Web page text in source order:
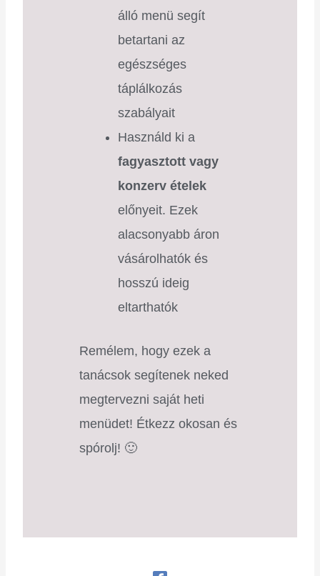
álló menü segít
betartani az
egészséges
táplálkozás
szabályait
Használd ki a
fagyasztott vagy
konzerv ételek
előnyeit. Ezek
alacsonyabb áron
vásárolhatók és
hosszú ideig
eltarthatók
Remélem, hogy ezek a
tanácsok segítenek neked
megtervezni saját heti
menüdet! Étkezz okosan és
spórolj! 🙂